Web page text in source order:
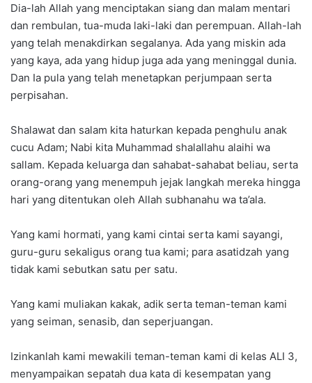
Dia-lah Allah yang menciptakan siang dan malam mentari
dan rembulan, tua-muda laki-laki dan perempuan. Allah-lah
yang telah menakdirkan segalanya. Ada yang miskin ada
yang kaya, ada yang hidup juga ada yang meninggal dunia.
Dan Ia pula yang telah menetapkan perjumpaan serta
perpisahan.
Shalawat dan salam kita haturkan kepada penghulu anak
cucu Adam; Nabi kita Muhammad shalallahu alaihi wa
sallam. Kepada keluarga dan sahabat-sahabat beliau, serta
orang-orang yang menempuh jejak langkah mereka hingga
hari yang ditentukan oleh Allah subhanahu wa ta’ala.
Yang kami hormati, yang kami cintai serta kami sayangi,
guru-guru sekaligus orang tua kami; para asatidzah yang
tidak kami sebutkan satu per satu.
Yang kami muliakan kakak, adik serta teman-teman kami
yang seiman, senasib, dan seperjuangan.
Izinkanlah kami mewakili teman-teman kami di kelas ALI 3,
menyampaikan sepatah dua kata di kesempatan yang